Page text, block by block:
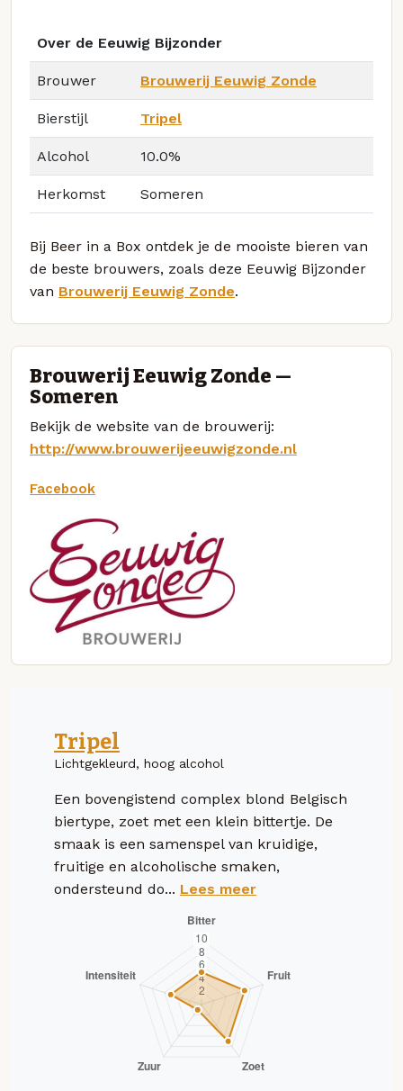
Over de Eeuwig Bijzonder
Brouwer Brouwerij Eeuwig Zonde
Bierstijl Tripel
Alcohol 10.0%
Herkomst Someren
Bij Beer in a Box ontdek je de mooiste bieren van
de beste brouwers, zoals deze Eeuwig Bijzonder
van Brouwerij Eeuwig Zonde.
Brouwerij Eeuwig Zonde —
Someren
Bekijk de website van de brouwerij:
http://www.brouwerijeeuwigzonde.nl
Facebook
Tripel
Lichtgekleurd, hoog alcohol
Een bovengistend complex blond Belgisch
biertype, zoet met een klein bittertje. De
smaak is een samenspel van kruidige,
fruitige en alcoholische smaken,
ondersteund do... Lees meer